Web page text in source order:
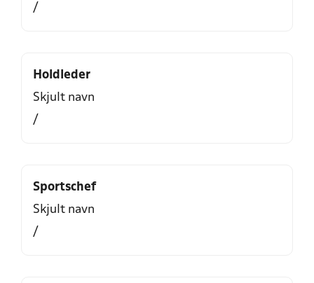
/
Holdleder
Skjult navn
/
Sportschef
Skjult navn
/